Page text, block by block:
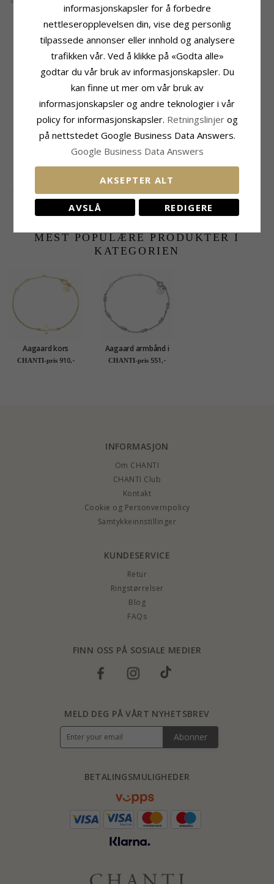
13 x 8 mm Siersbøl
dagmarkors
armbånd i forgylt
sølv
CHANTI-pris 490,-
KUNDER KJØPER OGSÅ
11,5 x 13 mm hjerte
anheng i 14 karat gull
- Amoré
3946,-
BNH Anker rund
halskjede i forgylt
sølv 38 cm x 1,1 mm
490,-
MEST POPULÆRE PRODUKTER I
KATEGORIEN
Aagaard kors
armbånd i forgylt
CHANTI-pris 910,-
Aagaard armbånd i
sølv lilla ametyst blå
CHANTI-pris 551,-
INFORMASJON
Om CHANTI
CHANTI Club
Kontakt
Cookie og Personvernpolicy
Samtykkeinnstillinger
KUNDESERVICE
Retur
Ringstørrelser
Blog
FAQs
FINN OSS PÅ SOSIALE MEDIER
BETALINGSMULIGHEDER
MELD DEG PÅ VÅRT NYHETSBREV
Abonner
informasjonskapsler for å forbedre
nettleseropplevelsen din, vise deg personlig
tilpassede annonser eller innhold og analysere
trafikken vår. Ved å klikke på «Godta alle»
godtar du vår bruk av informasjonskapsler. Du
kan finne ut mer om vår bruk av
informasjonskapsler og andre teknologier i vår
policy for informasjonskapsler. Retningslinjer og
på nettstedet Google Business Data Answers.
Google Business Data Answers
AKSEPTER ALT
AVSLÅ REDIGERE